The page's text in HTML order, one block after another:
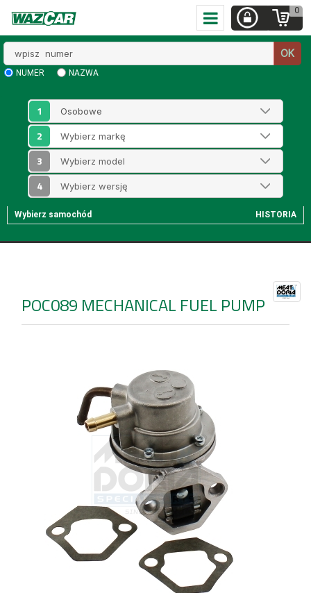
0
numer
OK
NUMER NAZWA
1
2
3
4
Wybierz samochód HISTORIA
POC089 MECHANICAL FUEL PUMP